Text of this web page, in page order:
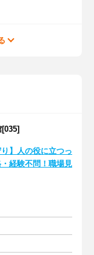
】人の役に立つっ
経験不問！職場見